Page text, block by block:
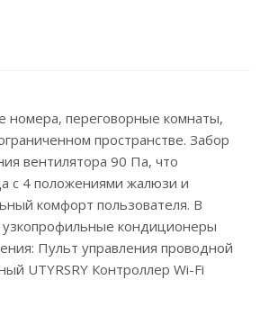
номера, переговорные комнаты,
пространстве. Забор
вентилятора 90 Па, что
с 4 положениями жалюзи и
комфорт пользователя. В
кондиционеры
Пульт управления проводной
UTYRSRY Контроллер Wi-Fi